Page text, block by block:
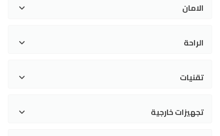
الامان
الراحة
تقنيات
تجهيزات خارجية